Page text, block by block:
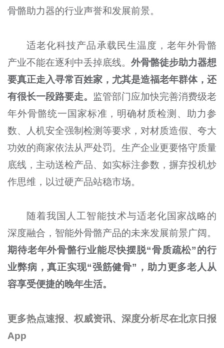
骨骼助力器的行业声誉和发展前景。
适老化科技产品承载民生温度，老年外骨骼
产业不能在逐利中丢掉底线。外骨骼徒步助力器想
要真正走入寻常百姓家，尤其是造福老年群体，还
有很长一段路要走。 监管部门应加快完善消费级老
年外骨骼统一国家标准，明确材质检测、助力参
数、人机安全强制检测等要求，对材质造假、夸大
功效的商家依法从严处罚。生产企业更要恪守质量
底线，主动送检产品、如实标注参数，摒弃投机炒
作思维，以过硬产品站稳市场。
随着我国人工智能技术与适老化国家战略的
深度融合，智能外骨骼产品的未来发展前景广阔。
期待老年外骨骼行业能尽快摆脱“骨质疏松”的行
业弊病，真正实现“强筋健骨”，助力更多老人从
容享受便捷的晚年生活。
更多热点速报、权威资讯、深度分析尽在北京日报
App